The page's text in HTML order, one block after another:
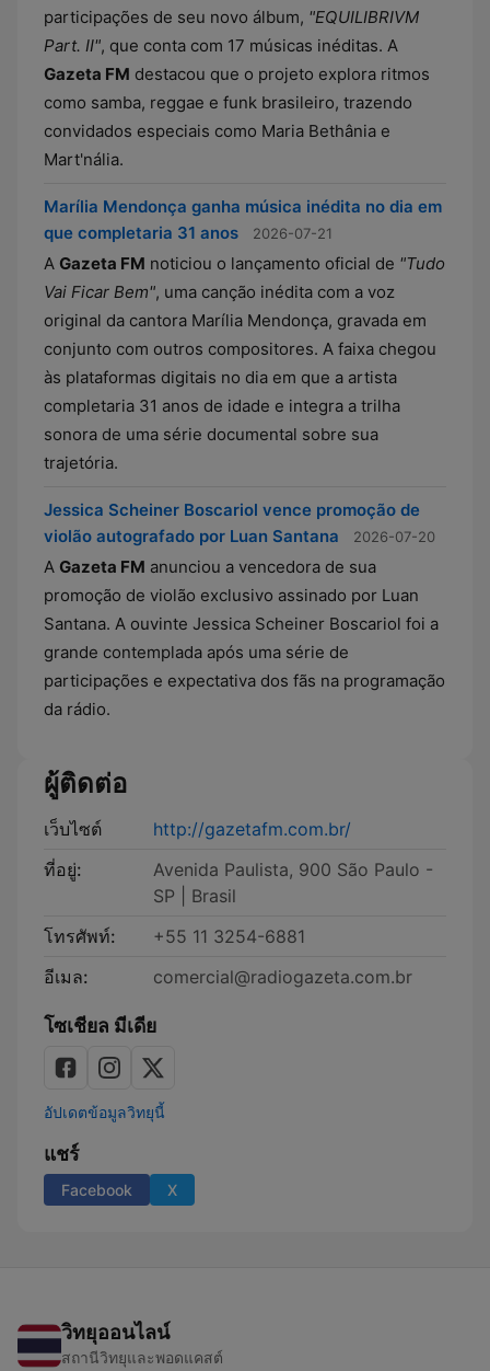
participações de seu novo álbum, "EQUILIBRIVM
Part. II", que conta com 17 músicas inéditas. A
Gazeta FM destacou que o projeto explora ritmos
como samba, reggae e funk brasileiro, trazendo
convidados especiais como Maria Bethânia e
Mart'nália.
Marília Mendonça ganha música inédita no dia em
que completaria 31 anos
2026-07-21
A Gazeta FM noticiou o lançamento oficial de "Tudo
Vai Ficar Bem", uma canção inédita com a voz
original da cantora Marília Mendonça, gravada em
conjunto com outros compositores. A faixa chegou
às plataformas digitais no dia em que a artista
completaria 31 anos de idade e integra a trilha
sonora de uma série documental sobre sua
trajetória.
Jessica Scheiner Boscariol vence promoção de
violão autografado por Luan Santana
2026-07-20
A Gazeta FM anunciou a vencedora de sua
promoção de violão exclusivo assinado por Luan
Santana. A ouvinte Jessica Scheiner Boscariol foi a
grande contemplada após uma série de
participações e expectativa dos fãs na programação
da rádio.
ผู้ติดต่อ
เว็บไซต์
http://gazetafm.com.br/
ที่อยู่:
Avenida Paulista, 900 São Paulo -
SP | Brasil
โทรศัพท์:
+55 11 3254-6881
อีเมล:
comercial@radiogazeta.com.br
โซเชียล มีเดีย
อัปเดตข้อมูลวิทยุนี้
แชร์
Facebook X
วิทยุออนไลน์
สถานีวิทยุและพอดแคสต์